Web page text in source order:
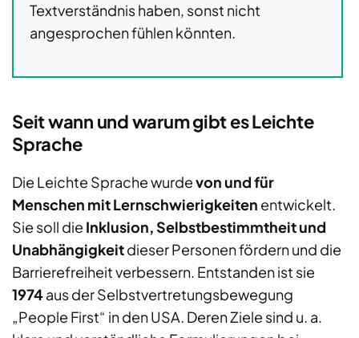
Textverständnis haben, sonst nicht
angesprochen fühlen könnten.
Seit wann und warum gibt es Leichte
Sprache
Die Leichte Sprache wurdevon und für
Menschen mit Lernschwierigkeiten entwickelt.
Sie soll die Inklusion, Selbstbestimmtheit und
Unabhängigkeitdieser Personen fördern und die
Barrierefreiheit verbessern. Entstanden ist sie
1974aus der Selbstvertretungsbewegung
„People First“ in den USA. Deren Ziele sind u. a.